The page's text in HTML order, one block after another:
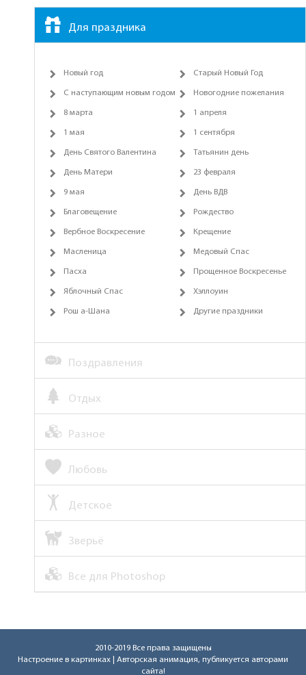
Для праздника
Новый год Старый Новый Год
С наступающим новым годом Новогодние пожелания
8 марта 1 апреля
1 мая 1 сентября
День Святого Валентина Татьянин день
День Матери 23 февраля
9 мая День ВДВ
Благовещение Рождество
Вербное Воскресение Крещение
Масленица Медовый Спас
Пасха Прощенное Воскресенье
Яблочный Спас Хэллоуин
Рош а-Шана Другие праздники
Поздравления
Отдых
Разное
Любовь
Детское
Зверьё
Все для Photoshop
2010-2019 Все права защищены
Настроение в картинках | Авторская анимация, публикуется авторами
сайта!